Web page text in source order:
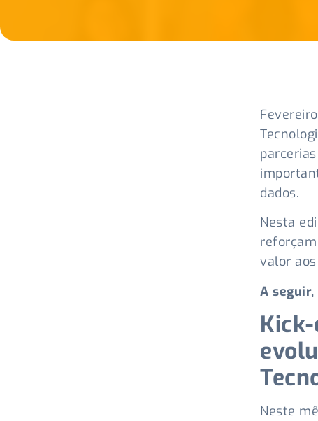
dados.
Nesta
valor
A
Neste